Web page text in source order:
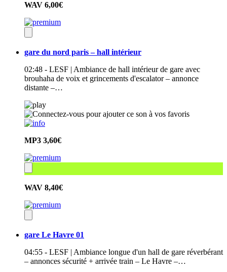
WAV 6,00€
gare du nord paris – hall intérieur
02:48 - LESF | Ambiance de hall intérieur de gare avec
brouhaha de voix et grincements d'escalator – annonce
distante –…
MP3 3,60€
WAV 8,40€
gare Le Havre 01
04:55 - LESF | Ambiance longue d'un hall de gare réverbérant
– annonces sécurité + arrivée train – Le Havre –…